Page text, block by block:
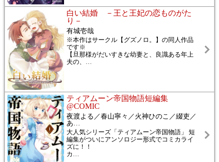
白い結婚 －王と王妃の恋ものがた
り－
有城壱哉
※本作はサークル【グズノロ。】の同人作品
です※
【旦那様がだいすきな幼妻と、良識ある年上
夫の、 …
ティアムーン帝国物語短編集
@COMIC
夜渡よる／春山寧々／火神ひのこ／綴吏／
あ…
大人気シリーズ「ティアムーン帝国物語」 短
編集がついにアンソロジー形式でコミカライ
ズに！！
カ …